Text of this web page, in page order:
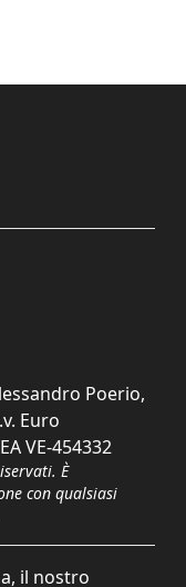
Poerio,
Euro
VE-454332
È
con qualsiasi
il nostro